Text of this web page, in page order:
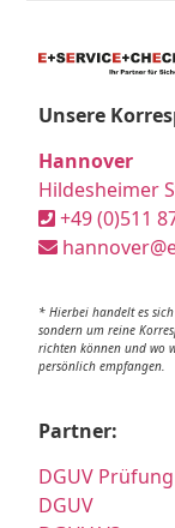
Unsere
Hannover
Hildesheimer
+49 (0)511
* Hierbei handelt es
sondern um reine
richten können und wo
persönlich empfangen.
Partner:
DGUV Prüfung
DGUV